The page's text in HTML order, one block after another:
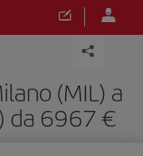
(MIL) a
da 6967 €